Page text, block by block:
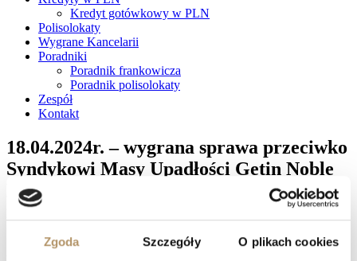
Zgoda Szczegóły O plikach cookies
Kredyt gotówkowy w PLN
Polisolokaty
Wygrane Kancelarii
Poradniki
Poradnik frankowicza
Poradnik polisolokaty
Zespół
Kontakt
18.04.2024r. – wygrana sprawa przeciwko
Syndykowi Masy Upadłości Getin Noble
Bank Spółki Akcyjnej – umowa kredytu
nieważna w całości
Sąd Apelacyjny w Gdańsku I Wydział Cywilny, referent SSA Piotr